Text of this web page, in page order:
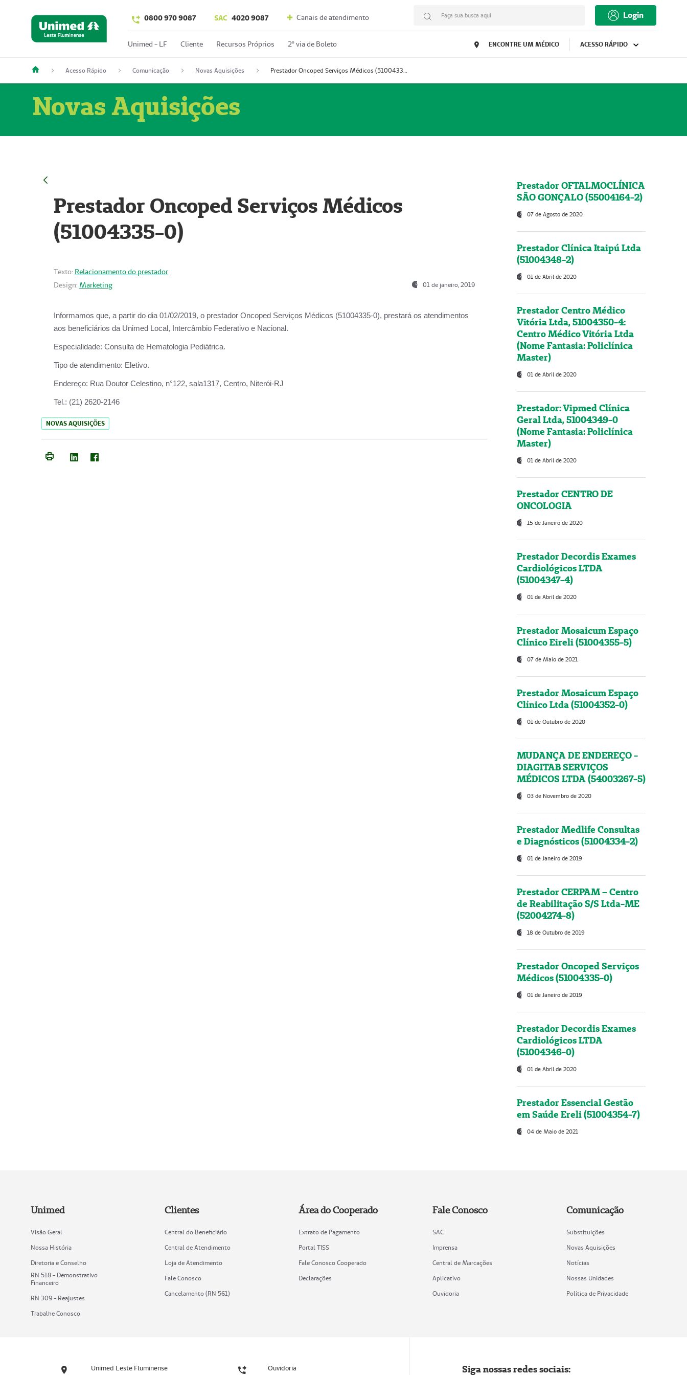
0800 970 9087 SAC 4020 9087 Canais de atendimento Faça sua busca aqui Login
Unimed - LF Cliente Recursos Próprios 2º via de Boleto ENCONTRE UM MÉDICO ACESSO RÁPIDO
Acesso Rápido Comunicação Novas Aquisições Prestador Oncoped Serviços Médicos (51004335-0)
Novas Aquisições
Prestador Oncoped Serviços Médicos
(51004335-0)
Texto: Relacionamento do prestador
Design: Marketing 01 de janeiro, 2019
Informamos que, a partir do dia 01/02/2019, o prestador Oncoped Serviços Médicos (51004335-0), prestará os atendimentos
aos beneficiários da Unimed Local, Intercâmbio Federativo e Nacional.
Especialidade: Consulta de Hematologia Pediátrica.
Tipo de atendimento: Eletivo.
Endereço: Rua Doutor Celestino, n°122, sala1317, Centro, Niterói-RJ
Tel.: (21) 2620-2146
NOVAS AQUISIÇÕES
Prestador OFTALMOCLÍNICA
SÃO GONÇALO (55004164-2)
07 de Agosto de 2020
Prestador Clínica Itaipú Ltda
(51004348-2)
01 de Abril de 2020
Prestador Centro Médico
Vitória Ltda, 51004350-4:
Centro Médico Vitória Ltda
(Nome Fantasia: Policlínica
Master)
01 de Abril de 2020
Prestador: Vipmed Clínica
Geral Ltda, 51004349-0
(Nome Fantasia: Policlínica
Master)
01 de Abril de 2020
Prestador CENTRO DE
ONCOLOGIA
15 de Janeiro de 2020
Prestador Decordis Exames
Cardiológicos LTDA
(51004347-4)
01 de Abril de 2020
Prestador Mosaicum Espaço
Clínico Eireli (51004355-5)
07 de Maio de 2021
Prestador Mosaicum Espaço
Clínico Ltda (51004352-0)
01 de Outubro de 2020
MUDANÇA DE ENDEREÇO -
DIAGITAB SERVIÇOS
MÉDICOS LTDA (54003267-5)
03 de Novembro de 2020
Prestador Medlife Consultas
e Diagnósticos (51004334-2)
01 de Janeiro de 2019
Prestador CERPAM – Centro
de Reabilitação S/S Ltda-ME
(52004274-8)
18 de Outubro de 2019
Prestador Oncoped Serviços
Médicos (51004335-0)
01 de Janeiro de 2019
Prestador Decordis Exames
Cardiológicos LTDA
(51004346-0)
01 de Abril de 2020
Prestador Essencial Gestão
em Saúde Ereli (51004354-7)
04 de Maio de 2021
Unimed
Visão Geral
Nossa História
Diretoria e Conselho
RN 518 - Demonstrativo
Financeiro
RN 309 - Reajustes
Trabalhe Conosco
Clientes
Central do Beneficiário
Central de Atendimento
Loja de Atendimento
Fale Conosco
Cancelamento (RN 561)
Área do Cooperado
Extrato de Pagamento
Portal TISS
Fale Conosco Cooperado
Declarações
Fale Conosco
SAC
Imprensa
Central de Marcações
Aplicativo
Ouvidoria
Comunicação
Substituições
Novas Aquisições
Notícias
Nossas Unidades
Política de Privacidade
Unimed Leste Fluminense Ouvidoria Siga nossas redes sociais: